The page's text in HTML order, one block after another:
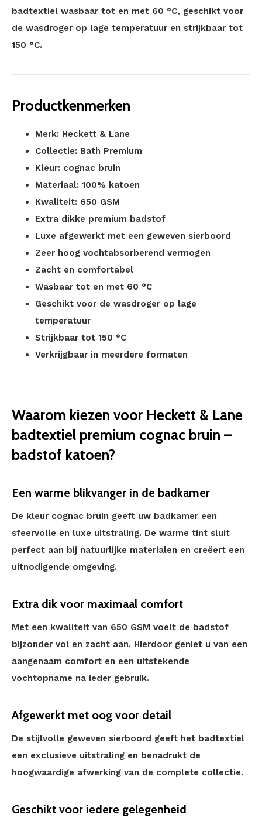
badtextiel wasbaar tot en met 60 °C, geschikt voor
de wasdroger op lage temperatuur en strijkbaar tot
150 °C.
Productkenmerken
Merk: Heckett & Lane
Collectie: Bath Premium
Kleur: cognac bruin
Materiaal: 100% katoen
Kwaliteit: 650 GSM
Extra dikke premium badstof
Luxe afgewerkt met een geweven sierboord
Zeer hoog vochtabsorberend vermogen
Zacht en comfortabel
Wasbaar tot en met 60 °C
Geschikt voor de wasdroger op lage
temperatuur
Strijkbaar tot 150 °C
Verkrijgbaar in meerdere formaten
Waarom kiezen voor Heckett & Lane
badtextiel premium cognac bruin –
badstof katoen?
Een warme blikvanger in de badkamer
De kleur cognac bruin geeft uw badkamer een
sfeervolle en luxe uitstraling. De warme tint sluit
perfect aan bij natuurlijke materialen en creëert een
uitnodigende omgeving.
Extra dik voor maximaal comfort
Met een kwaliteit van 650 GSM voelt de badstof
bijzonder vol en zacht aan. Hierdoor geniet u van een
aangenaam comfort en een uitstekende
vochtopname na ieder gebruik.
Afgewerkt met oog voor detail
De stijlvolle geweven sierboord geeft het badtextiel
een exclusieve uitstraling en benadrukt de
hoogwaardige afwerking van de complete collectie.
Geschikt voor iedere gelegenheid